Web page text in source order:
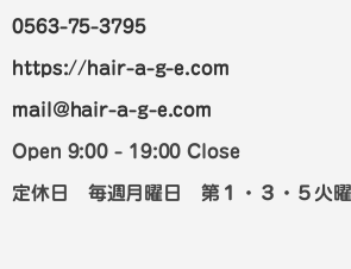
0563-75-3795
https://hair-a-g-e.com
mail@hair-a-g-e.com
Open 9:00 - 19:00 Close
定休日 毎週月曜日 第１・３・５火曜